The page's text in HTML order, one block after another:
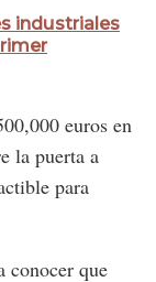
industriales
euros en
la puerta a
para
conocer que